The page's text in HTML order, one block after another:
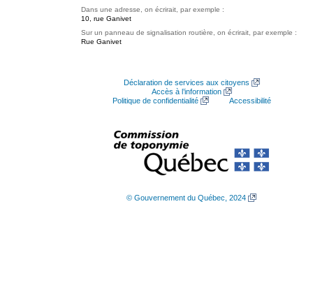
Dans une adresse, on écrirait, par exemple :
10, rue Ganivet
Sur un panneau de signalisation routière, on écrirait, par exemple :
Rue Ganivet
Déclaration de services aux citoyens
Accès à l’information
Politique de confidentialité
Accessibilité
© Gouvernement du Québec, 2024